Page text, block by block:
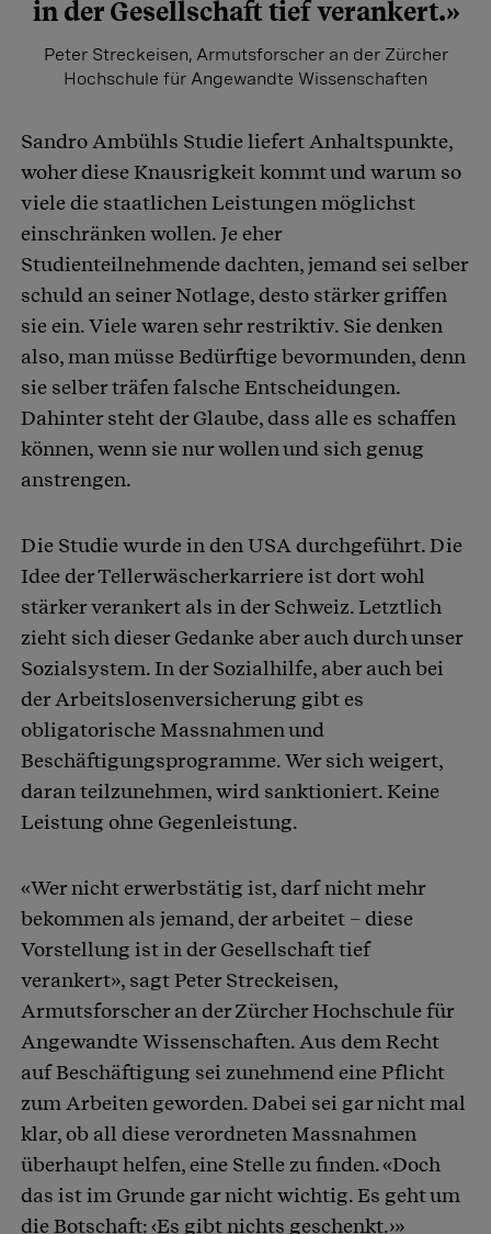
in der Gesellschaft tief verankert.»
Peter Streckeisen, Armutsforscher an der Zürcher
Hochschule für Angewandte Wissenschaften
Sandro Ambühls Studie liefert Anhaltspunkte,
woher diese Knausrigkeit kommt und warum so
viele die staatlichen Leistungen möglichst
einschränken wollen. Je eher
Studienteilnehmende dachten, jemand sei selber
schuld an seiner Notlage, desto stärker griffen
sie ein. Viele waren sehr restriktiv. Sie denken
also, man müsse Bedürftige bevormunden, denn
sie selber träfen falsche Entscheidungen.
Dahinter steht der Glaube, dass alle es schaffen
können, wenn sie nur wollen und sich genug
anstrengen.
Die Studie wurde in den USA durchgeführt. Die
Idee der Tellerwäscherkarriere ist dort wohl
stärker verankert als in der Schweiz. Letztlich
zieht sich dieser Gedanke aber auch durch unser
Sozialsystem. In der Sozialhilfe, aber auch bei
der Arbeitslosenversicherung gibt es
obligatorische Massnahmen und
Beschäftigungsprogramme. Wer sich weigert,
daran teilzunehmen, wird sanktioniert. Keine
Leistung ohne Gegenleistung.
«Wer nicht erwerbstätig ist, darf nicht mehr
bekommen als jemand, der arbeitet – diese
Vorstellung ist in der Gesellschaft tief
verankert», sagt Peter Streckeisen,
Armutsforscher an der Zürcher Hochschule für
Angewandte Wissenschaften. Aus dem Recht
auf Beschäftigung sei zunehmend eine Pflicht
zum Arbeiten geworden. Dabei sei gar nicht mal
klar, ob all diese verordneten Massnahmen
überhaupt helfen, eine Stelle zu finden. «Doch
das ist im Grunde gar nicht wichtig. Es geht um
die Botschaft: ‹Es gibt nichts geschenkt.›»